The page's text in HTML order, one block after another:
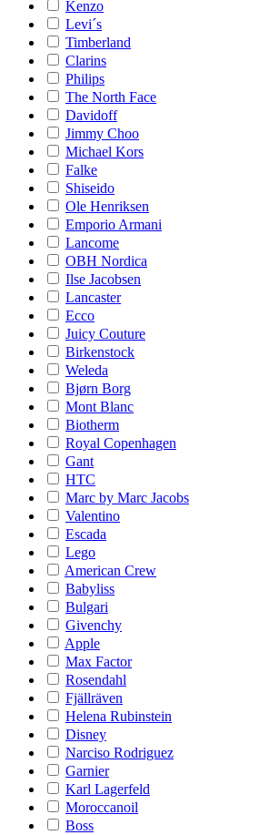
Kenzo
Levi´s
Timberland
Clarins
Philips
The North Face
Davidoff
Jimmy Choo
Michael Kors
Falke
Shiseido
Ole Henriksen
Emporio Armani
Lancome
OBH Nordica
Ilse Jacobsen
Lancaster
Ecco
Juicy Couture
Birkenstock
Weleda
Bjørn Borg
Mont Blanc
Biotherm
Royal Copenhagen
Gant
HTC
Marc by Marc Jacobs
Valentino
Escada
Lego
American Crew
Babyliss
Bulgari
Givenchy
Apple
Max Factor
Rosendahl
Fjällräven
Helena Rubinstein
Disney
Narciso Rodriguez
Garnier
Karl Lagerfeld
Moroccanoil
Boss